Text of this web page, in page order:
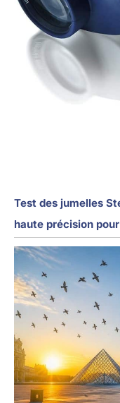
Test des jumelles
haute précision